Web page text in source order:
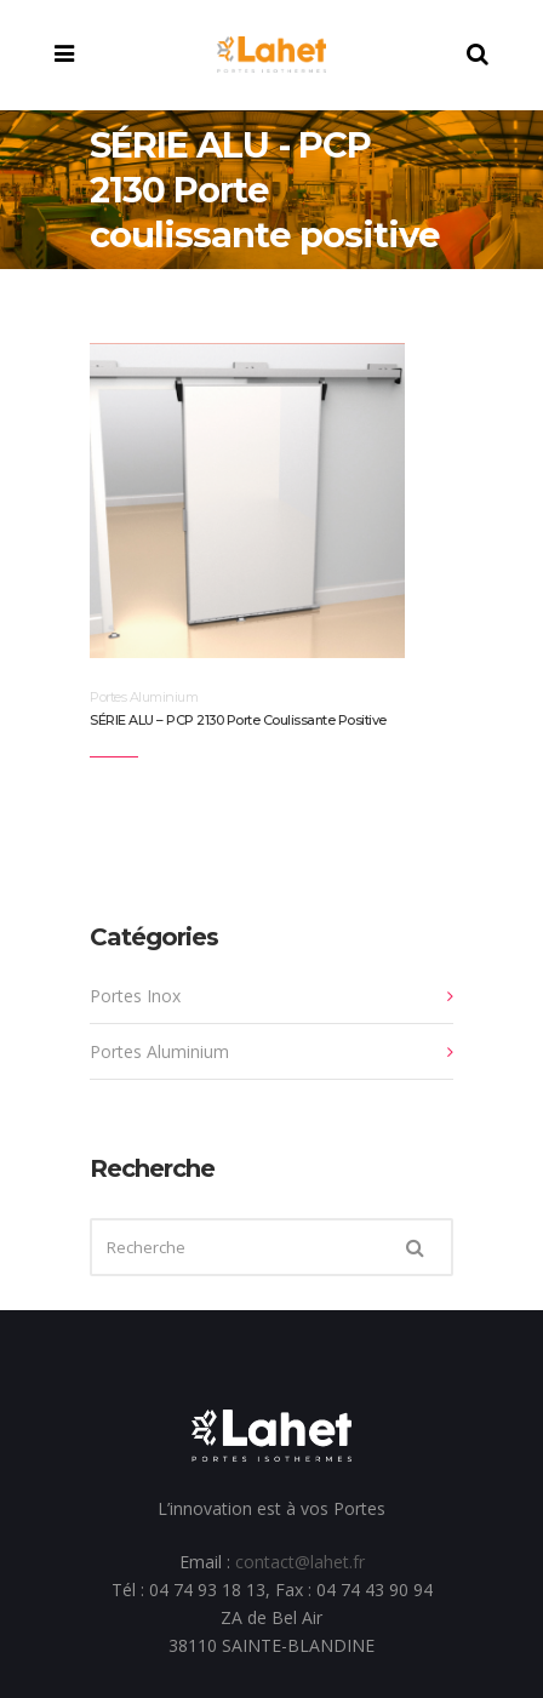
SÉRIE ALU - PCP
2130 Porte
coulissante positive
Portes Aluminium
SÉRIE ALU – PCP 2130 Porte Coulissante Positive
Catégories
Portes Inox
Portes Aluminium
Recherche
L’innovation est à vos Portes
Email : contact@lahet.fr
Tél : 04 74 93 18 13, Fax : 04 74 43 90 94
ZA de Bel Air
38110 SAINTE-BLANDINE